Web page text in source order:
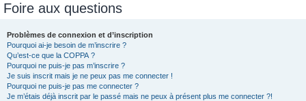
Foire aux questions
Problèmes de connexion et d’inscription
Pourquoi ai-je besoin de m’inscrire ?
Qu’est-ce que la COPPA ?
Pourquoi ne puis-je pas m’inscrire ?
Je suis inscrit mais je ne peux pas me connecter !
Pourquoi ne puis-je pas me connecter ?
Je m’étais déjà inscrit par le passé mais ne peux à présent plus me connecter ?!